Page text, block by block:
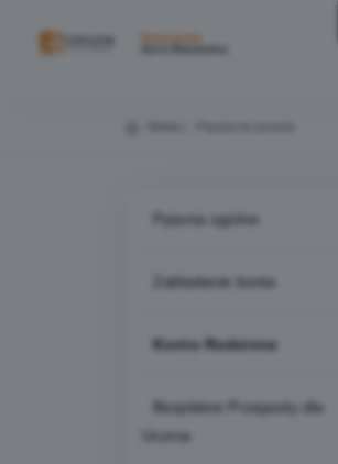
Pytania ogólne
Zakładanie konta
Konto Rodzinne
Bezpłatne Przejazdy dla
Ucznia